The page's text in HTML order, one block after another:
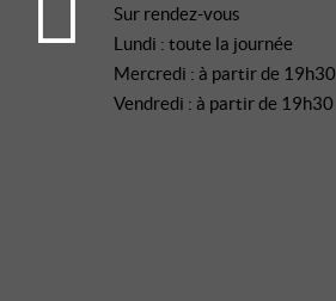
Sur rendez-vous
Lundi : toute la journée
Mercredi : à partir de 19h30
Vendredi : à partir de 19h30